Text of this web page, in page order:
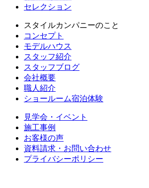
セレクション
スタイルカンパニーのこと
コンセプト
モデルハウス
スタッフ紹介
スタッフブログ
会社概要
職人紹介
ショールーム宿泊体験
見学会・イベント
施工事例
お客様の声
資料請求・お問い合わせ
プライバシーポリシー